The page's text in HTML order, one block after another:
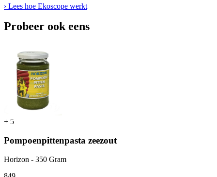
› Lees hoe Ekoscope werkt
Probeer ook eens
+ 5
Pompoenpittenpasta zeezout
Horizon - 350 Gram